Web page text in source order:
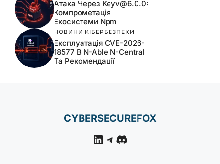
Атака Через Keyv@6.0.0:
Компрометація
Екосистеми Npm
НОВИНИ КІБЕРБЕЗПЕКИ
Експлуатація CVE-2026-
18577 В N-Able N-Central
Та Рекомендації
CYBERSECUREFOX
LinkedIn
Telegram
Discord